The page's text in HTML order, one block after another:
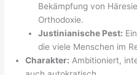
Bekämpfung von
Orthodoxie.
Justinianische Pest:
die viele Menschen im
Charakter: Ambitioniert,